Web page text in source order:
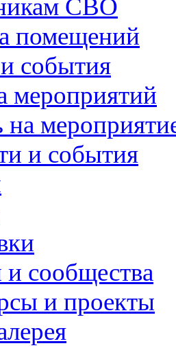
СВО
помещений
события
на
и события
сообщества
и проекты